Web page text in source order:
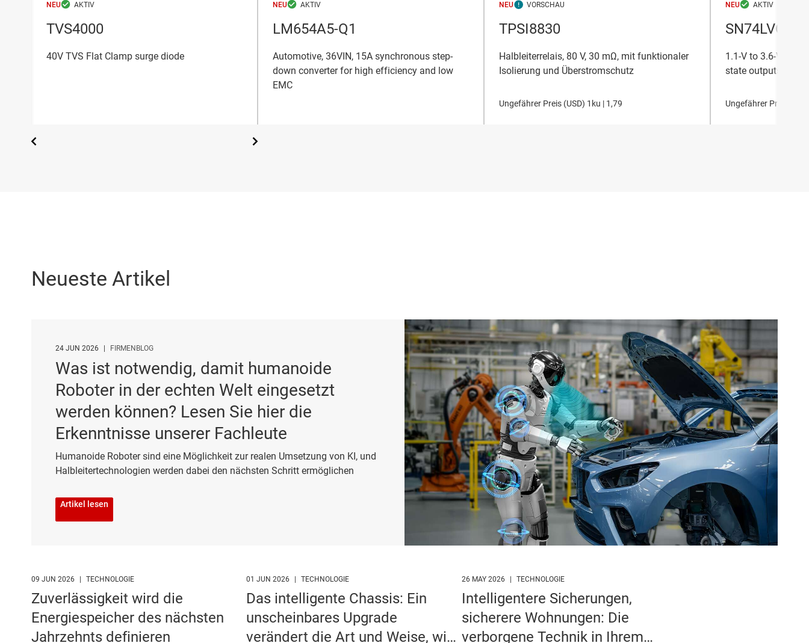
NEU
TVS4000
40V TVS Flat Clamp surge diode
NEU
LM654A5-Q1
Automotive, 36VIN, 15A synchronous step-
down converter for high efficiency and low
EMC
NEU
TPSI8830
Halbleiterrelais, 80 V, 30 mΩ, mit funktionaler
Isolierung und Überstromschutz
Ungefährer Preis (USD) 1ku | 1,79
NEU
1.1-V to 3.6-V
state outputs
Ungefährer Preis (
Neueste Artikel
24 JUN 2026 FIRMENBLOG
Was ist notwendig, damit humanoide
Roboter in der echten Welt eingesetzt
werden können? Lesen Sie hier die
Erkenntnisse unserer Fachleute
Humanoide Roboter sind eine Möglichkeit zur realen Umsetzung von KI, und
Halbleitertechnologien werden dabei den nächsten Schritt ermöglichen
Artikel lesen
09 JUN 2026 TECHNOLOGIE
Zuverlässigkeit wird die
Energiespeicher des nächsten
Jahrzehnts definieren
01 JUN 2026 TECHNOLOGIE
Das intelligente Chassis: Ein
unscheinbares Upgrade
verändert die Art und Weise, wie
26 MAY 2026 TECHNOLOGIE
Intelligentere Sicherungen,
sicherere Wohnungen: Die
verborgene Technik in Ihrem